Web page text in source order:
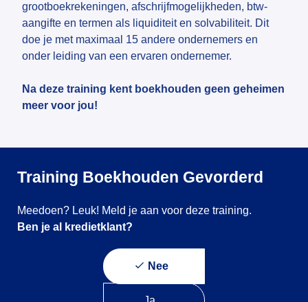
grootboekrekeningen, afschrijfmogelijkheden, btw-
aangifte en termen als liquiditeit en solvabiliteit. Dit
doe je met maximaal 15 andere ondernemers en
onder leiding van een ervaren ondernemer.
Na deze training kent boekhouden geen geheimen
meer voor jou!
Training Boekhouden Gevorderd
Meedoen? Leuk! Meld je aan voor deze training.
Ben je al kredietklant?
Nee